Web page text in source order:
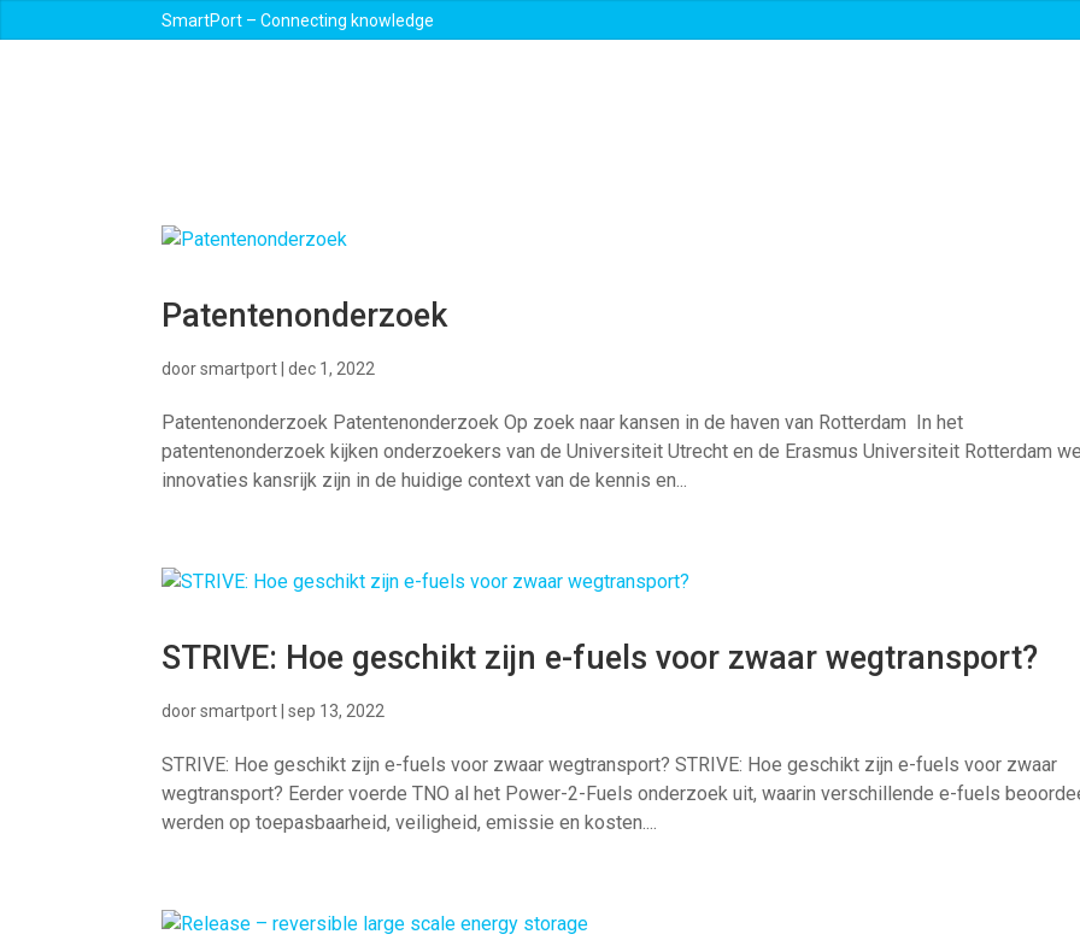
SmartPort – Connecting knowledge
Patentenonderzoek
doorsmartport |dec 1, 2022
Patentenonderzoek Patentenonderzoek Op zoek naar kansen in de haven van Rotterdam In het
patentenonderzoek kijken onderzoekers van de Universiteit Utrecht en de Erasmus Universiteit Rotterdam
innovaties kansrijk zijn in de huidige context van de kennis en...
STRIVE: Hoe geschikt zijn e-fuels voor zwaar wegtransport?
doorsmartport |sep 13, 2022
STRIVE: Hoe geschikt zijn e-fuels voor zwaar wegtransport? STRIVE: Hoe geschikt zijn e-fuels voor zwaar
wegtransport? Eerder voerde TNO al het Power-2-Fuels onderzoek uit, waarin verschillende e-fuels
werden op toepasbaarheid, veiligheid, emissie en kosten....